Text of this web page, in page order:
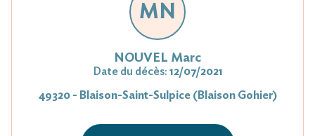
MN
NOUVEL Marc
Date du décès: 12/07/2021
49320 - Blaison-Saint-Sulpice (Blaison Gohier)